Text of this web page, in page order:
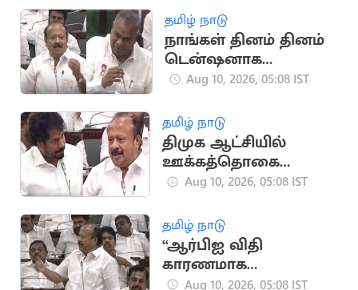
வெங்கடரமணன்
தமிழ் நாடு
நாங்கள் தினம் தினம்
டென்ஷனாக
இருக்கிறோம்:
Aug 10, 2026, 05:08 IST
தமிழ் நாடு
திமுக ஆட்சியில்
ஊக்கத்தொகை
உயர்த்தப்படவில்லை:
Aug 10, 2026, 05:08 IST
தமிழ் நாடு
“ஆர்பிஐ விதி
காரணமாக
பயிர்க்கடன் தள்ளுபடி
Aug 10, 2026, 05:08 IST